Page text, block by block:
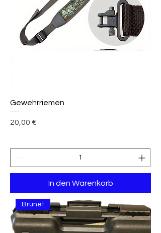
Gewehrriemen
Preis
20,00 €
In den Warenkorb
Brunet